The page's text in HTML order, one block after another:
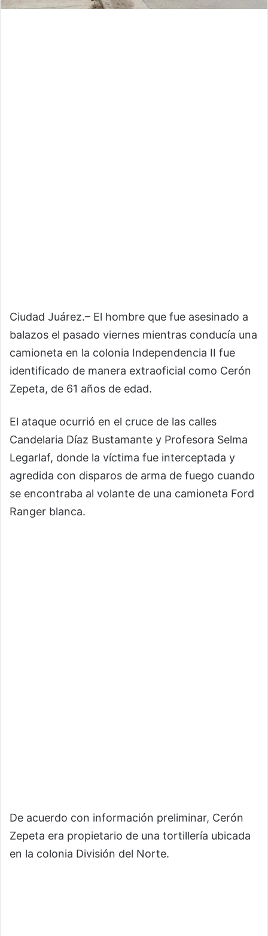
Ciudad Juárez.– El hombre que fue asesinado a
balazos el pasado viernes mientras conducía una
camioneta en la colonia Independencia II fue
identificado de manera extraoficial como Cerón
Zepeta, de 61 años de edad.
El ataque ocurrió en el cruce de las calles
Candelaria Díaz Bustamante y Profesora Selma
Legarlaf, donde la víctima fue interceptada y
agredida con disparos de arma de fuego cuando
se encontraba al volante de una camioneta Ford
Ranger blanca.
De acuerdo con información preliminar, Cerón
Zepeta era propietario de una tortillería ubicada
en la colonia División del Norte.